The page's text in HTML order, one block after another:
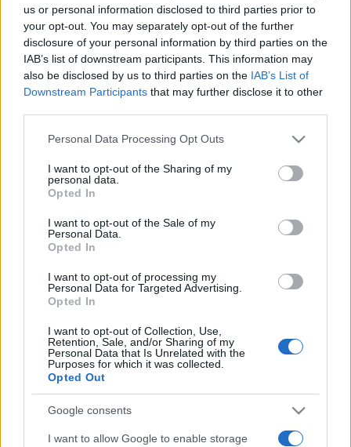
us or personal information disclosed to third parties prior to
your opt-out. You may separately opt-out of the further
disclosure of your personal information by third parties on the
IAB’s list of downstream participants. This information may
also be disclosed by us to third parties on the IAB’s List of
Downstream Participants that may further disclose it to other
Please note that this website/app uses one or more Google
not limited to your visit or usage behaviour. You may click to
grant or deny consent to Google and its third-party tags to
use your data for below specified purposes in below Google
consent section.
Personal Data Processing Opt Outs
I want to opt-out of the Sharing of my
personal data.
Opted In
I want to opt-out of the Sale of my
Personal Data.
Opted In
I want to opt-out of processing my
Personal Data for Targeted Advertising.
Opted In
I want to opt-out of Collection, Use,
Retention, Sale, and/or Sharing of my
Personal Data that Is Unrelated with the
Purposes for which it was collected.
Opted Out
Google consents
I want to allow Google to enable storage
biztosítanak a szervezők. A fesztivál helyszíne a pécsi
Janus Egyetemi Színház / itt a kisebb / és a Pécsi Egyetemi
Klub / itt a nagyobb térben játszódó darabok kapnak helyet
mikuli@jesz.pte.hue-mail címre, a 30-2179384 és a 30-
2916013-es mobilokra valamint 72-501-500 / 2091-es
Kovács János u 1. internet:www.jesz.pte.hu
forrás: pécsi Janus Egyetemi Színház
MEGOSZTÁS